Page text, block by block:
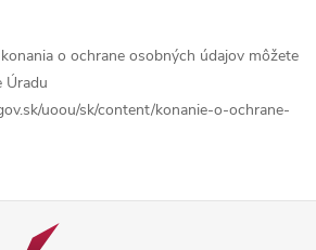
o ochrane osobných údajov môžete
Úradu
uoou/sk/content/konanie-o-ochrane-